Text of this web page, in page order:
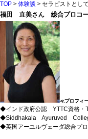
TOP > 体験談 > セラピストとし
福田 直美さん 総合プロコー
≪プロフィ
◆インド政府公認 YTTC資格・
◆Siddhakala Ayuruved
◆英国アーユルヴェーダ総合プ